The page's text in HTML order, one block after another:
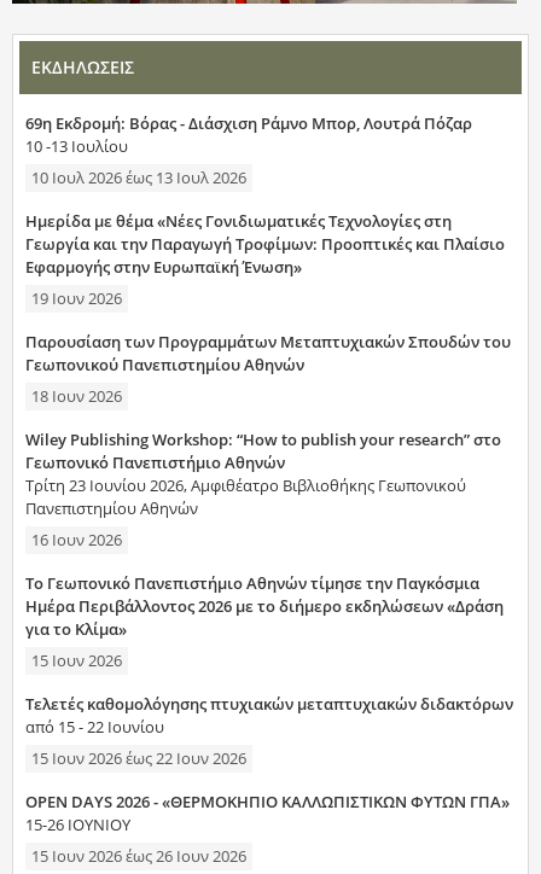
ΕΚΔΗΛΩΣΕΙΣ
69η Εκδρομή: Βόρας - Διάσχιση Ράμνο Μπορ, Λουτρά Πόζαρ
10 -13 Ιουλίου
10 Ιουλ 2026έως 13 Ιουλ 2026
Ημερίδα με θέμα «Νέες Γονιδιωματικές Τεχνολογίες στη
Γεωργία και την Παραγωγή Τροφίμων: Προοπτικές και Πλαίσιο
Εφαρμογής στην Ευρωπαϊκή Ένωση»
19 Ιουν 2026
Παρουσίαση των Προγραμμάτων Μεταπτυχιακών Σπουδών του
Γεωπονικού Πανεπιστημίου Αθηνών
18 Ιουν 2026
Wiley Publishing Workshop: “How to publish your research” στο
Γεωπονικό Πανεπιστήμιο Αθηνών
Τρίτη 23 Ιουνίου 2026, Αμφιθέατρο Βιβλιοθήκης Γεωπονικού
Πανεπιστημίου Αθηνών
16 Ιουν 2026
Το Γεωπονικό Πανεπιστήμιο Αθηνών τίμησε την Παγκόσμια
Ημέρα Περιβάλλοντος 2026 με το διήμερο εκδηλώσεων «Δράση
για το Κλίμα»
15 Ιουν 2026
Τελετές καθομολόγησης πτυχιακών μεταπτυχιακών διδακτόρων
από 15 - 22 Ιουνίου
15 Ιουν 2026έως22 Ιουν 2026
OPEN DAYS 2026 - «ΘΕΡΜΟΚΗΠΙΟ ΚΑΛΛΩΠΙΣΤΙΚΩΝ ΦΥΤΩΝ ΓΠΑ»
15-26 ΙΟΥΝΙΟΥ
15 Ιουν 2026έως26 Ιουν 2026